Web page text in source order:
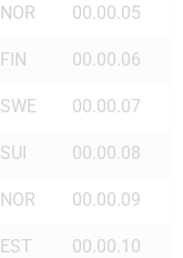
NOR 00.00.05
FIN 00.00.06
SWE 00.00.07
SUI 00.00.08
NOR 00.00.09
EST 00.00.10